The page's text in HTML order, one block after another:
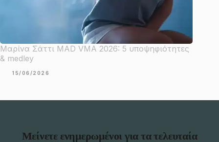
Μαρίνα Σάττι MAD VMA 2026: 5 υποψηφιότητες
& medley
15/06/2026
Μείνετε ενημερωμένοι για τα τελευταία